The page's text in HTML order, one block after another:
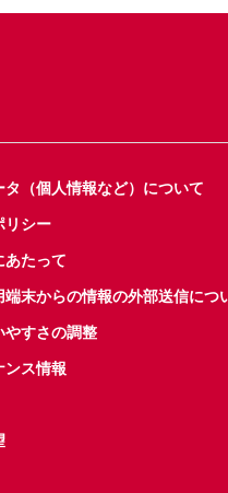
タ（個人情報など）について
リシー
あたって
端末からの情報の外部送信につ
やすさの調整
ンス情報